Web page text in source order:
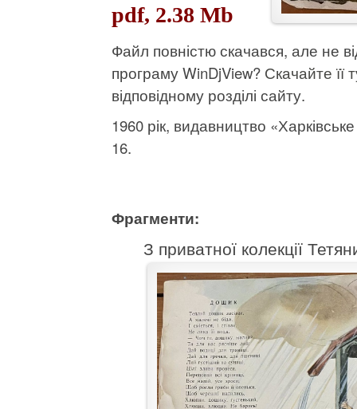
pdf, 2.38 Mb
Файл повністю скачався, але не
програму WinDjView? Скачайте її
відповідному розділі сайту.
1960 рік, видавництво
16.
Фрагменти:
З приватної колекції